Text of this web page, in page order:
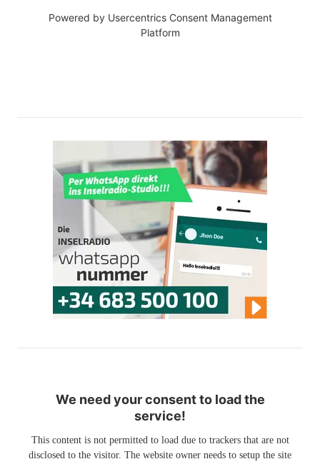
Powered by Usercentrics Consent Management
Platform
We need your consent to load the
service!
This content is not permitted to load due to trackers that are not
disclosed to the visitor. The website owner needs to setup the site